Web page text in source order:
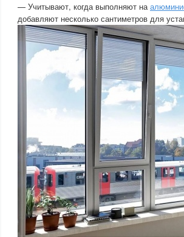
— Учитывают, когда выполняют на
добавляют несколько сантиметров для